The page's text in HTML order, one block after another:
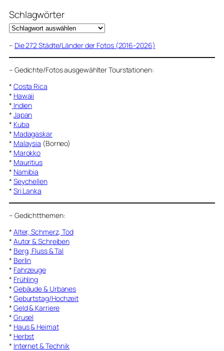
Schlagwörter
– Die 272 Städte/Länder der Fotos (2016-2026)
– Gedichte/Fotos ausgewählter Tourstationen:
* Costa Rica
* Hawaii
* Indien
* Japan
* Kuba
* Madagaskar
* Malaysia (Borneo)
* Marokko
* Mauritius
* Namibia
* Seychellen
* Sri Lanka
– Gedichtthemen:
* Alter, Schmerz, Tod
* Autor & Schreiben
* Berg, Fluss & Tal
* Berlin
* Fahrzeuge
* Frühling
* Gebäude & Urbanes
* Geburtstag/Hochzeit
* Geld & Karriere
* Grusel
* Haus & Heimat
* Herbst
* Internet & Technik